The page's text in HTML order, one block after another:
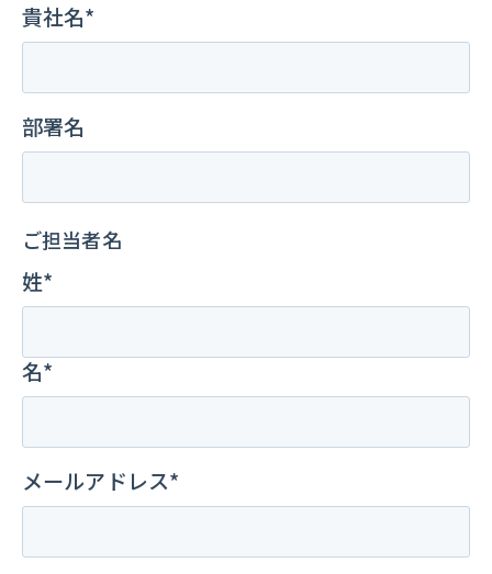
貴社名*
部署名
ご担当者名
姓*
名*
メールアドレス*